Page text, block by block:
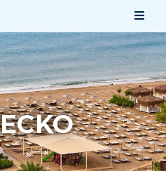
SPÄŤ